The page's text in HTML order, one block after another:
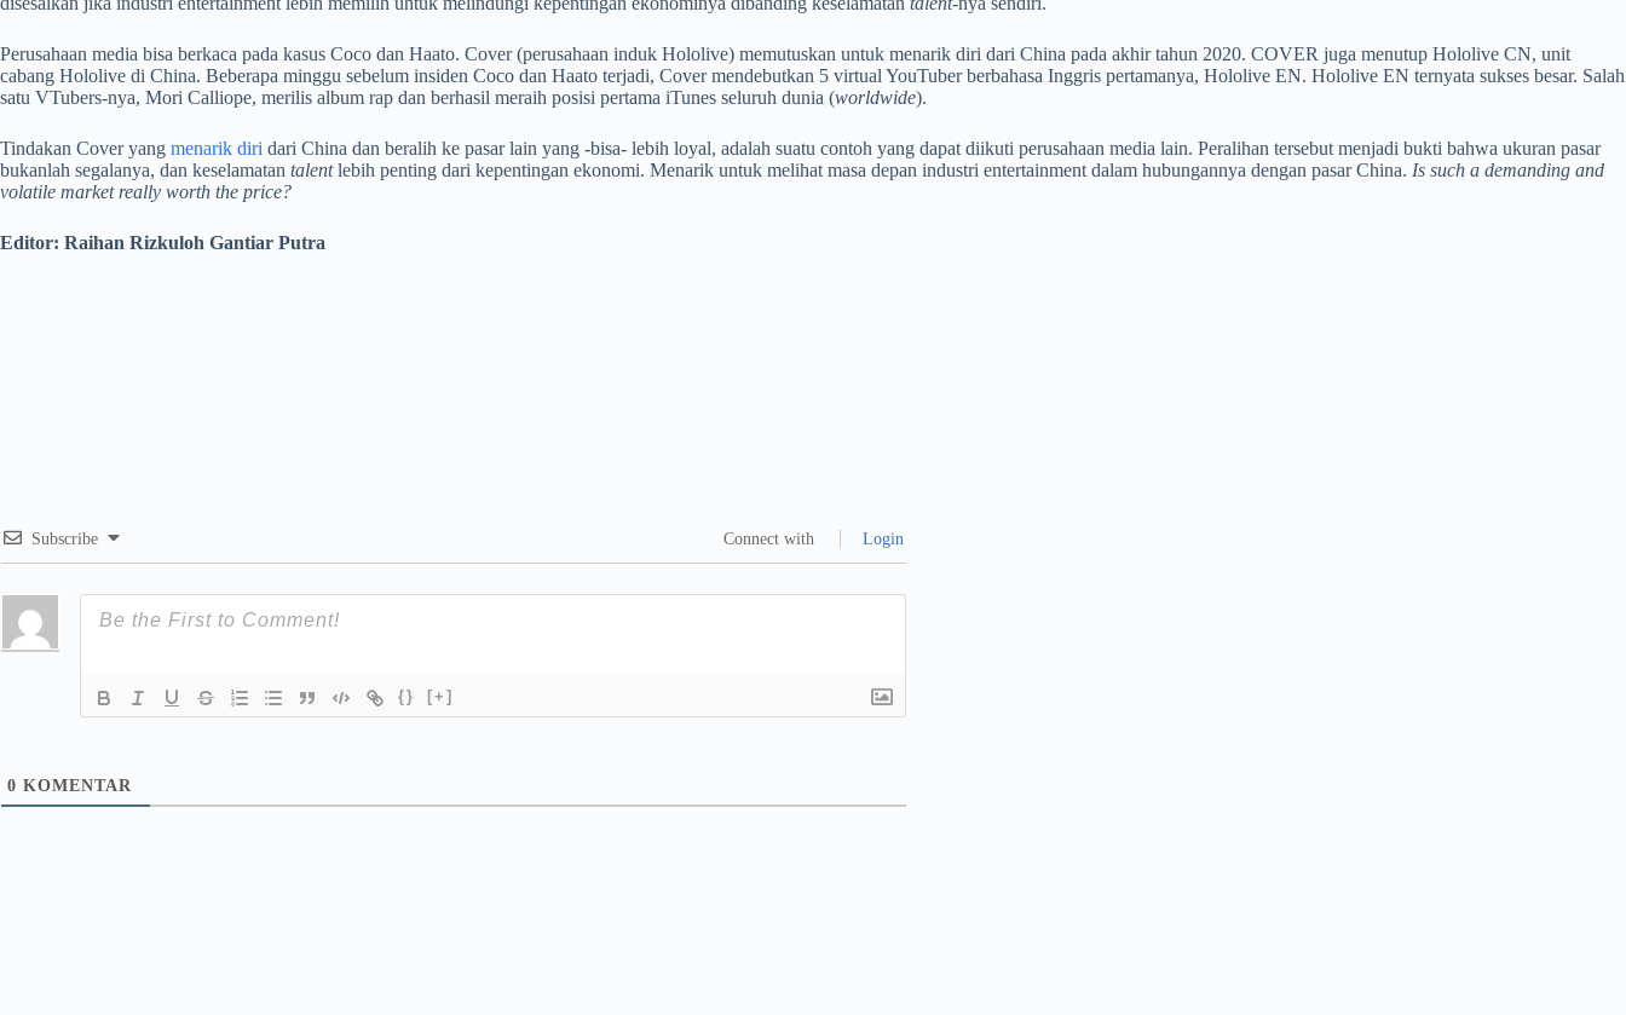
Perusahaan media bisa berkaca pada kasus Coco dan Haato. Cover (perusahaan induk Hololive) memutuskan untuk menarik diri dari China pada akhir tahun 2020. COVER juga menutup Hololive CN, unit
cabang Hololive di China. Beberapa minggu sebelum insiden Coco dan Haato terjadi, Cover mendebutkan 5 virtual YouTuber berbahasa Inggris pertamanya, Hololive EN. Hololive EN ternyata sukses besar. Salah
satu VTubers-nya, Mori Calliope, merilis album rap dan berhasil meraih posisi pertama iTunes seluruh dunia (worldwide).
Tindakan Cover yang menarik diri dari China dan beralih ke pasar lain yang -bisa- lebih loyal, adalah suatu contoh yang dapat diikuti perusahaan media lain. Peralihan tersebut menjadi bukti bahwa ukuran pasar
bukanlah segalanya, dan keselamatan talentlebih penting dari kepentingan ekonomi. Menarik untuk melihat masa depan industri entertainment dalam hubungannya dengan pasar China. Is such a demanding and
volatile market really worth the price?
Editor: Raihan Rizkuloh Gantiar Putra
Subscribe Connect with Login
{} [+]
0 KOMENTAR